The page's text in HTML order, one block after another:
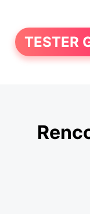
TESTER